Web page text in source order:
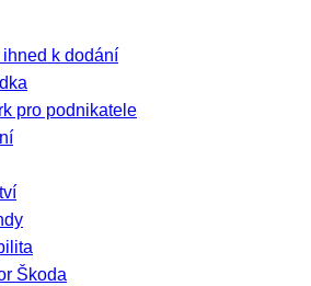
ihned k dodání
pro podnikatele
Škoda